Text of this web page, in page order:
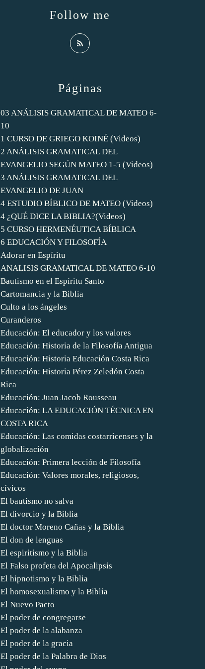
Páginas
03 ANÁLISIS GRAMATICAL DE MATEO 6-
10
1 CURSO DE GRIEGO KOINÉ (Videos)
2 ANÁLISIS GRAMATICAL DEL
EVANGELIO SEGÚN MATEO 1-5 (Videos)
3 ANÁLISIS GRAMATICAL DEL
EVANGELIO DE JUAN
4 ESTUDIO BÍBLICO DE MATEO (Videos)
4 ¿QUÉ DICE LA BIBLIA?(Videos)
5 CURSO HERMENÉUTICA BÍBLICA
6 EDUCACIÓN Y FILOSOFÍA
Adorar en Espíritu
ANALISIS GRAMATICAL DE MATEO 6-10
Bautismo en el Espíritu Santo
Cartomancia y la Biblia
Culto a los ángeles
Curanderos
Educación: El educador y los valores
Educación: Historia de la Filosofía Antigua
Educación: Historia Educación Costa Rica
Educación: Historia Pérez Zeledón Costa
Rica
Educación: Juan Jacob Rousseau
Educación: LA EDUCACIÓN TÉCNICA EN
COSTA RICA
Educación: Las comidas costarricenses y la
globalización
Educación: Primera lección de Filosofía
Educación: Valores morales, religiosos,
cívicos
El bautismo no salva
El divorcio y la Biblia
El doctor Moreno Cañas y la Biblia
El don de lenguas
El espiritismo y la Biblia
El Falso profeta del Apocalipsis
El hipnotismo y la Biblia
El homosexualismo y la Biblia
El Nuevo Pacto
El poder de congregarse
El poder de la alabanza
El poder de la gracia
El poder de la Palabra de Dios
Follow me